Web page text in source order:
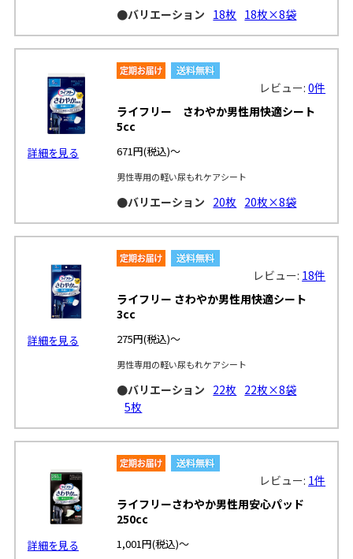
●バリエーション 18枚 18枚×8袋
詳細を見る
レビュー:0件
ライフリー さわやか男性用快適シート
5cc
671円(税込)～
男性専用の軽い尿もれケアシート
●バリエーション 20枚 20枚×8袋
詳細を見る
レビュー: 18件
ライフリー さわやか男性用快適シート
3cc
275円(税込)～
男性専用の軽い尿もれケアシート
●バリエーション 22枚 22枚×8袋
5枚
詳細を見る
レビュー: 1件
ライフリーさわやか男性用安心パッド
250cc
1,001円(税込)～